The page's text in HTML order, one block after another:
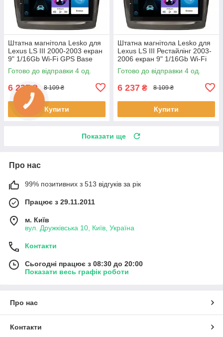
Штатна магнітола Lesko для
Lexus LS III 2000-2003 екран
9" 1/16Gb Wi-Fi GPS Base
Лексус 4 шт.
Готово до відправки 4 од.
6 237₴ 8 109 ₴
Купити
Штатна магнітола Lesko для
Lexus LS III Рестайлінг 2003-
2006 екран 9" 1/16Gb Wi-Fi
GPS Base 4 шт.
Готово до відправки 4 од.
6 237 ₴ 8 109 ₴
Купити
Показати ще
Про нас
99% позитивних з 513 відгуків за рік
Працює з 29.11.2011
м. Київ
вул. Дружківська 10, Київ, Україна
Контакти
Сьогодні працює з 08:30 до 20:00
Показати весь графік роботи
Про нас
Контакти